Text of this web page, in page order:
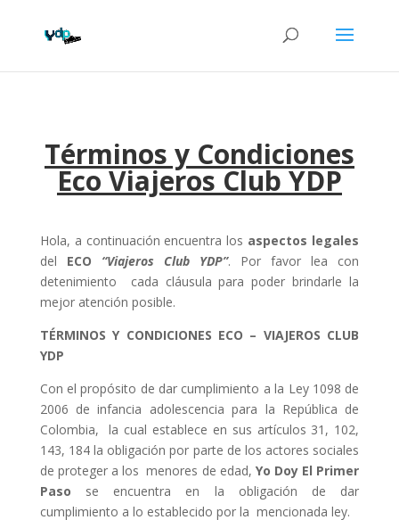
Términos y Condiciones
Eco Viajeros Club YDP
Hola, a continuación encuentra los aspectos legales
del ECO “Viajeros Club YDP”. Por favor lea con
detenimiento
cada cláusula para poder brindarle la
mejor atención posible.
TÉRMINOS Y CONDICIONES ECO – VIAJEROS CLUB
YDP
Con el propósito de dar cumplimiento a la Ley 1098 de
2006 de infancia adolescencia para la República de
Colombia, la cual establece en sus artículos 31, 102,
143, 184 la obligación por parte de los actores sociales
de proteger a los menores de edad, Yo Doy El Primer
Paso se encuentra en la obligación de dar
cumplimiento a lo establecido por la mencionada ley.